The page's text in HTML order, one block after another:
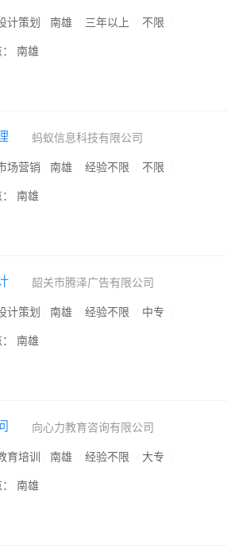
计策划 南雄 三年以上 不限
南雄
蚂蚁信息科技有限公司
场营销 南雄 经验不限 不限
南雄
韶关市腾泽广告有限公司
计策划 南雄 经验不限 中专
南雄
向心力教育咨询有限公司
育培训 南雄 经验不限 大专
南雄